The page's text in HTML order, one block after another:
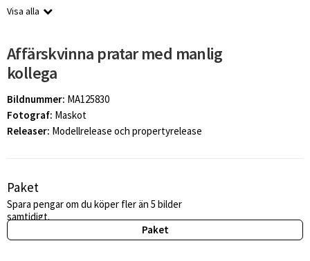
Visa alla
Affärskvinna pratar med manlig
kollega
Bildnummer: MA125830
Fotograf: Maskot
Releaser: Modellrelease och propertyrelease
Paket
Spara pengar om du köper fler än 5 bilder
samtidigt.
Paket